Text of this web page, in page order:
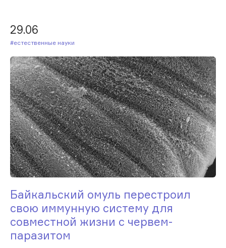
29.06
#Естественные науки
Байкальский омуль перестроил
свою иммунную систему для
совместной жизни с червем-
паразитом